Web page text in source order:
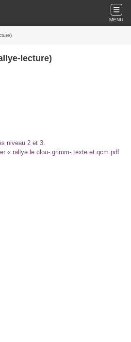
MENU
lecture)
niveau 2 et 3.
« rallye le clou- grimm- texte et qcm.pdf